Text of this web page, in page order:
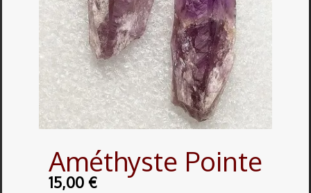
Obsidiennes▼
Pendentifs▼
Pierres Nat. ▼
Vertus
Améthyste Pointe
15,00 €